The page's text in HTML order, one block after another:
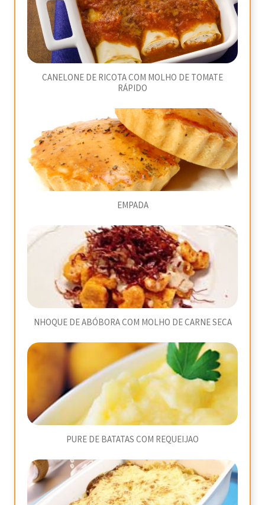
CANELONE DE RICOTA COM MOLHO DE TOMATE
RÁPIDO
EMPADA
NHOQUE DE ABÓBORA COM MOLHO DE CARNE SECA
PURE DE BATATAS COM REQUEIJAO